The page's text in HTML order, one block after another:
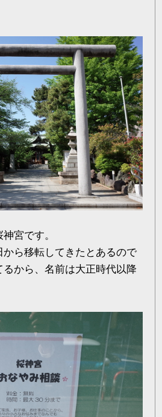
宮です。
ら移転してきたとあるので
から、名前は大正時代以降